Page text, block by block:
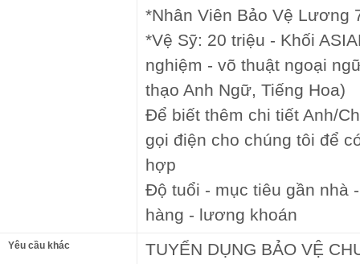
*Nhân Viên Bảo Vệ Lương
*Vệ Sỹ: 20 triệu - Khối
nghiệm - võ thuật ngoại
thạo Anh Ngữ, Tiếng Hoa)
Để biết thêm chi tiết Anh/
gọi điện cho chúng tôi để
hợp
Độ tuổi - mục tiêu gần nhà
hàng - lương khoán
Yêu cầu khác
TUYỂN DỤNG BẢO VỆ